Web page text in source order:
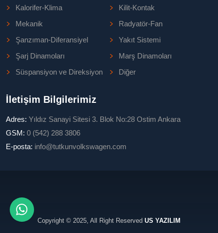
Kalorifer-Klima
Kilit-Kontak
Mekanik
Radyatör-Fan
Şanzıman-Diferansiyel
Yakıt Sistemi
Şarj Dinamoları
Marş Dinamoları
Süspansiyon ve Direksiyon
Diğer
İletişim Bilgilerimiz
Adres: Yıldız Sanayi Sitesi 3. Blok No:28 Ostim Ankara
GSM: 0 (542) 288 3806
E-posta: info@tutkunvolkswagen.com
Copyright © 2025, All Right Reserved US YAZILIM